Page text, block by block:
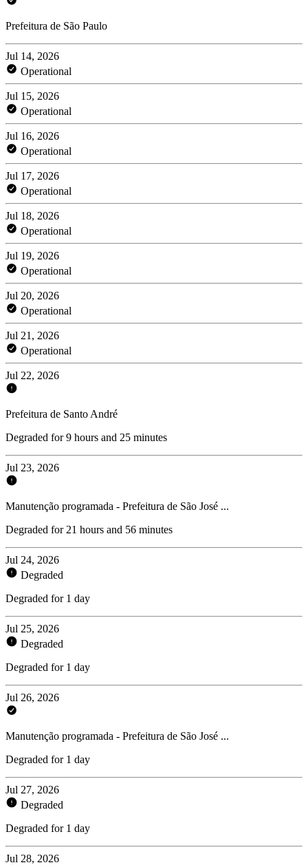
Prefeitura de São Paulo
Jul 14, 2026
Operational
Jul 15, 2026
Operational
Jul 16, 2026
Operational
Jul 17, 2026
Operational
Jul 18, 2026
Operational
Jul 19, 2026
Operational
Jul 20, 2026
Operational
Jul 21, 2026
Operational
Jul 22, 2026
Prefeitura de Santo André
Degraded for 9 hours and 25 minutes
Jul 23, 2026
Manutenção programada - Prefeitura de São José ...
Degraded for 21 hours and 56 minutes
Jul 24, 2026
Degraded
Degraded for 1 day
Jul 25, 2026
Degraded
Degraded for 1 day
Jul 26, 2026
Manutenção programada - Prefeitura de São José ...
Degraded for 1 day
Jul 27, 2026
Degraded
Degraded for 1 day
Jul 28, 2026